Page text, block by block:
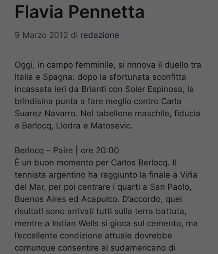
Flavia Pennetta
9 Marzo 2012 di redazione
Oggi, in campo femminile, si rinnova il duello tra
Italia e Spagna: dopo la sfortunata sconfitta
incassata ieri da Brianti con Soler Espinosa, la
brindisina punta a fare meglio contro Carla
Suarez Navarro. Nel tabellone maschile, fiducia
a Berlocq, Llodra e Matosevic.
Berlocq – Paire | ore 20:00
È un buon momento per Carlos Berlocq. Il
tennista argentino ha raggiunto la finale a Viña
del Mar, per poi centrare i quarti a San Paolo,
Buenos Aires ed Acapulco. D’accordo, quei
risultati sono arrivati tutti sulla terra battuta,
mentre a Indian Wells si gioca sul cemento, ma
l’eccellente condizione attuale dovrebbe
comunque consentire al sudamericano di